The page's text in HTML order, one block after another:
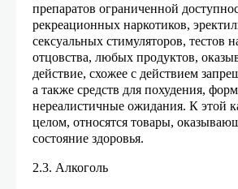
препаратов ограниченной
рекреационных наркотиков,
сексуальных стимуляторов, тестов
отцовства, любых продуктов,
действие, схожее с действием
а также средств для похудения,
нереалистичные ожидания. К этой
целом, относятся товары,
состояние здоровья.
2.3. Алкоголь